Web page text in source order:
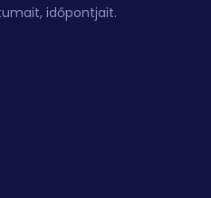
időpontjait.